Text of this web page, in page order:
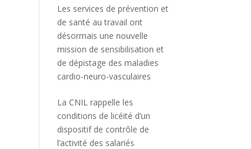
Les services de prévention et
de santé au travail ont
désormais une nouvelle
mission de sensibilisation et
de dépistage des maladies
cardio-neuro-vasculaires
La CNIL rappelle les
conditions de licéité d’un
dispositif de contrôle de
l’activité des salariés